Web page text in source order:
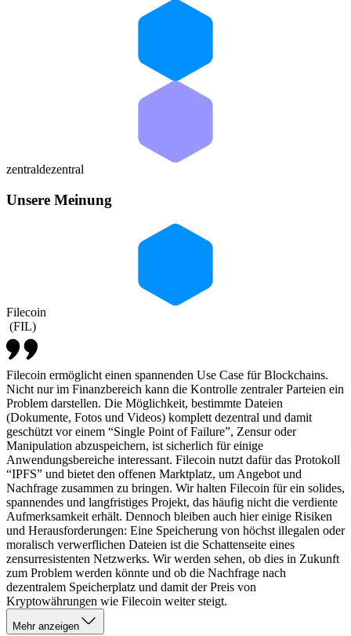
zentraldezentral
Unsere Meinung
Filecoin
(FIL)
Filecoin ermöglicht einen spannenden Use Case für Blockchains.
Nicht nur im Finanzbereich kann die Kontrolle zentraler Parteien ein
Problem darstellen. Die Möglichkeit, bestimmte Dateien
(Dokumente, Fotos und Videos) komplett dezentral und damit
geschützt vor einem “Single Point of Failure”, Zensur oder
Manipulation abzuspeichern, ist sicherlich für einige
Anwendungsbereiche interessant. Filecoin nutzt dafür das Protokoll
“IPFS” und bietet den offenen Marktplatz, um Angebot und
Nachfrage zusammen zu bringen. Wir halten Filecoin für ein solides,
spannendes und langfristiges Projekt, das häufig nicht die verdiente
Aufmerksamkeit erhält. Dennoch bleiben auch hier einige Risiken
und Herausforderungen: Eine Speicherung von höchst illegalen oder
moralisch verwerflichen Dateien ist die Schattenseite eines
zensurresistenten Netzwerks. Wir werden sehen, ob dies in Zukunft
zum Problem werden könnte und ob die Nachfrage nach
dezentralem Speicherplatz und damit der Preis von
Kryptowährungen wie Filecoin weiter steigt.
Mehr anzeigen